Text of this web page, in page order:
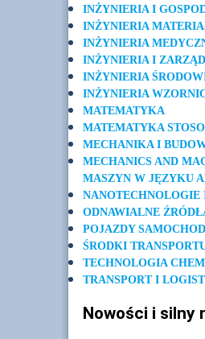
INŻYNIERIA I
INŻYNIERIA
INŻYNIERIA
INŻYNIERIA I
INŻYNIERIA
INŻYNIERIA
MATEMATYKA
MATEMATYKA
MECHANIKA I
MECHANICS AND
MASZYN W JĘZYKU
ODNAWIALNE
POJAZDY
ŚRODKI
TECHNOLOGIA
TRANSPORT I
Nowości i silny